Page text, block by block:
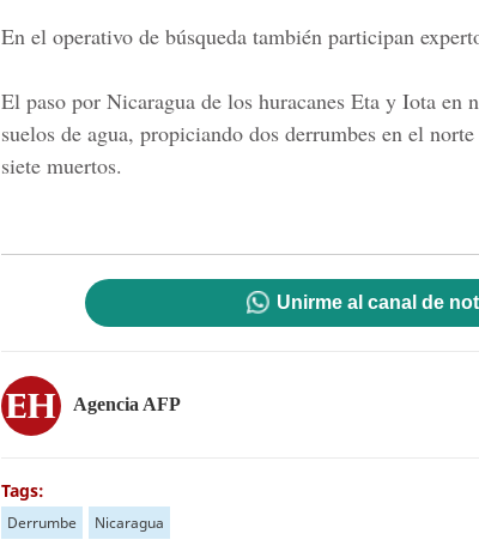
En el operativo de búsqueda también participan
El paso por Nicaragua de los huracanes Eta y Iota en
suelos de agua, propiciando dos derrumbes en el
siete muertos.
Unirme al canal de
Agencia AFP
Tags:
Derrumbe Nicaragua